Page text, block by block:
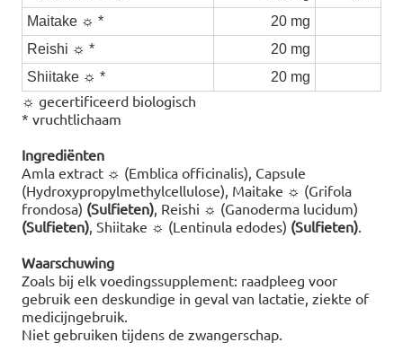
Maitake ☼ *
20 mg
Reishi ☼ *
20 mg
Shiitake ☼ *
20 mg
☼ gecertificeerd biologisch
* vruchtlichaam
Ingrediënten
Amla extract ☼ (Emblica officinalis), Capsule
(Hydroxypropylmethylcellulose), Maitake ☼ (Grifola
frondosa) (Sulfieten), Reishi ☼ (Ganoderma lucidum)
(Sulfieten), Shiitake ☼ (Lentinula edodes) (Sulfieten).
Waarschuwing
Zoals bij elk voedingssupplement: raadpleeg voor
gebruik een deskundige in geval van lactatie, ziekte of
medicijngebruik.
Niet gebruiken tijdens de zwangerschap.